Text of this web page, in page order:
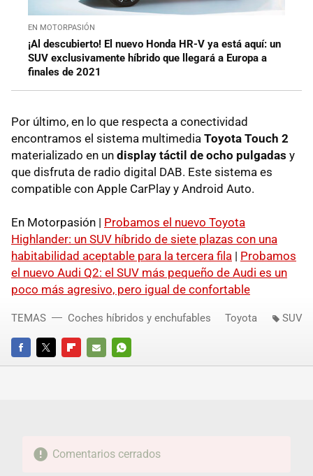
EN MOTORPASIÓN
¡Al descubierto! El nuevo Honda HR-V ya está aquí: un
SUV exclusivamente híbrido que llegará a Europa a
finales de 2021
Por último, en lo que respecta a conectividad
encontramos el sistema multimedia Toyota Touch 2
materializado en un display táctil de ocho pulgadas y
que disfruta de radio digital DAB. Este sistema es
compatible con Apple CarPlay y Android Auto.
En Motorpasión | Probamos el nuevo Toyota
Highlander: un SUV híbrido de siete plazas con una
habitabilidad aceptable para la tercera fila | Probamos
el nuevo Audi Q2: el SUV más pequeño de Audi es un
poco más agresivo, pero igual de confortable
FACEBOOKTWITTERFLIPBOARD
E-
WHATSAPP
TEMAS Coches híbridos y enchufables Toyota SUV
Comentarios cerrados